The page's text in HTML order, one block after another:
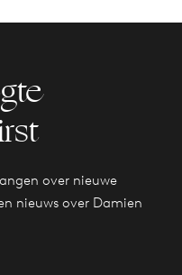
over nieuwe
nieuws over Damien